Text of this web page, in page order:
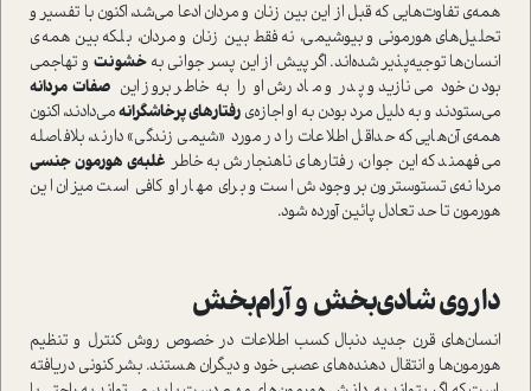
همه‌ی تفاوت‌هایی که قبل از این بین زنان و مردان ادعا می‌شد، اکنون با تفسیر و
تحلیل‌های هورمونی و بیوشیمی، نه فقط بین زنان و مردان، بلکه بین همه‌ی
انسان‌ها توجیه‌پذیر شده‌اند. اگر پیش از این پسر جوانی بهخشونت و تهاجمی
بودن خود می‌نازید و پدر و مادرش او را به خاطر بروز این صفات مردانه
می‌ستودند و به دلیل مرد بودن به او اجازه‌ی رفتارهای پرخاشگرانهمی‌دادند، اکنون
همه‌ی آن‌هایی که حداقل اطلاعات را در مورد «شیمی زندگی» دارند، بلافاصله
می‌فهمند که این جوان، رفتارهای ناهنجارش به خاطر غلبه‌ی هورمون جنسی
مردانه‌ی تستوسترون بر وجودش است و برای مهار او کافی است میزان این
هورمون تا حد تعادل پائین آورده شود.
داروی شادی‌بخش و آرام‌بخش
انسان‌های قرن جدید دنبال کسب اطلاعات در خصوص روش کنترل و تنظیم
هورمون‌ها و انتقال دهنده‌های عصبی خود و دیگران هستند. بشر کنونی دریافته